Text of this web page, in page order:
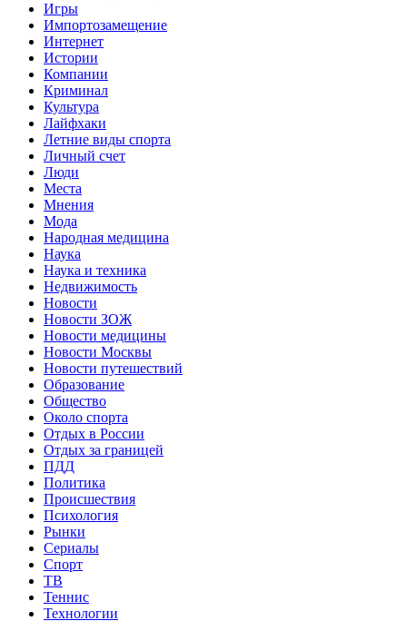
Игры
Импортозамещение
Интернет
Истории
Компании
Криминал
Культура
Лайфхаки
Летние виды спорта
Личный счет
Люди
Места
Мнения
Мода
Народная медицина
Наука
Наука и техника
Недвижимость
Новости
Новости ЗОЖ
Новости медицины
Новости Москвы
Новости путешествий
Образование
Общество
Около спорта
Отдых в России
Отдых за границей
ПДД
Политика
Происшествия
Психология
Рынки
Сериалы
Спорт
ТВ
Теннис
Технологии